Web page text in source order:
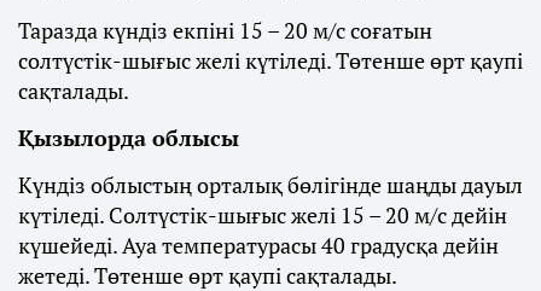
Таразда күндіз екпіні 15 – 20 м/с соғатын
солтүстік-шығыс желі күтіледі. Төтенше өрт қаупі
сақталады.
Қызылорда облысы
Күндіз облыстың орталық бөлігінде шаңды дауыл
күтіледі. Солтүстік-шығыс желі 15 – 20 м/с дейін
күшейеді. Ауа температурасы 40 градусқа дейін
жетеді. Төтенше өрт қаупі сақталады.